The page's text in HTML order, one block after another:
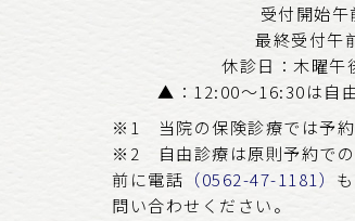
受付開始
最終受付午
休診日：木曜午
▲：12:00～16:30は自
※1 当院の保険診療では予約
※2 自由診療は原則予約での
前に電話 （0562-47-1181）
問い合わせください。